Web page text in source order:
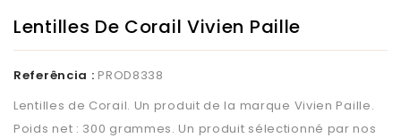
Lentilles De Corail Vivien Paille
Referência : PROD8338
Lentilles de Corail. Un produit de la marque Vivien Paille.
Poids net : 300 grammes. Un produit sélectionné par nos